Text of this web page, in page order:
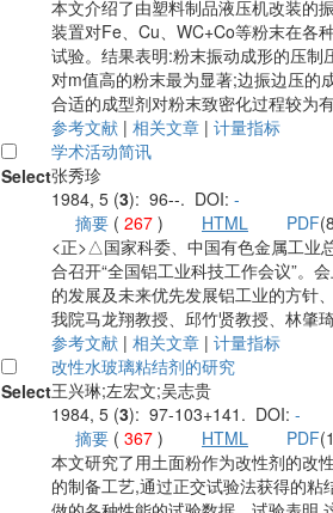
本文介绍了由塑料制品液压机改装的
装置对Fe、Cu、WC+Co等粉末在各
试验。结果表明:粉末振动成形的压
对m值高的粉末最为显著;边振边压的
合适的成型剂对粉末致密化过程较为
参考文献 | 相关文章 | 计量指标
Select
学术活动简讯
张秀珍
1984, 5 (3): 96--. DOI: -
摘要 ( 267 ) HTML PDF
<正>△国家科委、中国有色金属工业
合召开“全国铝工业科技工作会议”。
的发展及未来优先发展铝工业的方针
我院马龙翔教授、邱竹贤教授、林肇
参考文献 | 相关文章 | 计量指标
Select
改性水玻璃粘结剂的研究
王兴琳;左宏文;吴志贵
1984, 5 (3): 97-103+141. DOI: -
摘要 ( 367 ) HTML PDF
本文研究了用土面粉作为改性剂的改
的制备工艺,通过正交试验法获得的